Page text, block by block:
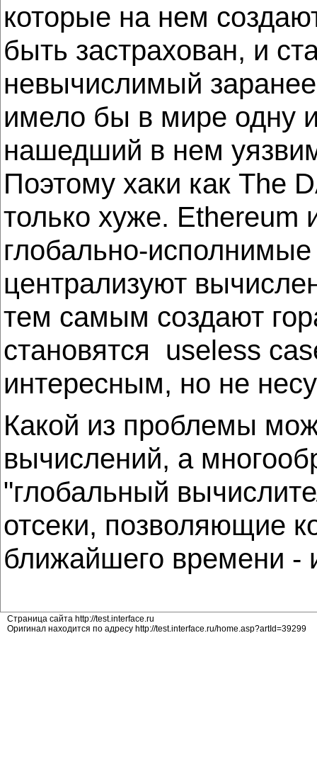
которые на нем
быть застрахован, и
невычислимый
имело бы в мире одну
нашедший в нем
Поэтому хаки как The
только хуже. Ethereum
глобально-
централизуют
тем самым создают
становятся useless
интересным, но не
Какой из проблемы
вычислений, а
"глобальный
отсеки, позволяющие
ближайшего времени -
Страница сайта http://test.interface.ru
Оригинал находится по адресу http://test.interface.ru/home.asp?artId=39299